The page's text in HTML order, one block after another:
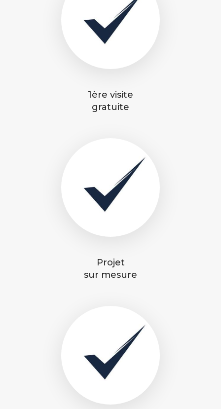
1ère visite
gratuite
Projet
sur mesure